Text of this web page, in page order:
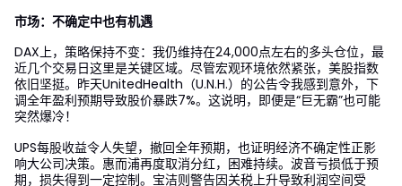
市场：不确定中也有机遇
DAX上，策略保持不变：我仍维持在24,000点左右的多头仓位，最
近几个交易日这里是关键区域。尽管宏观环境依然紧张，美股指数
依旧坚挺。昨天UnitedHealth（U.N.H.）的公告令我感到意外，下
调全年盈利预期导致股价暴跌7%。这说明，即便是“巨无霸”也可能
突然爆冷！
UPS每股收益令人失望，撤回全年预期，也证明经济不确定性正影
响大公司决策。惠而浦再度取消分红，困难持续。波音亏损低于预
期，损失得到一定控制。宝洁则警告因关税上升导致利润空间受